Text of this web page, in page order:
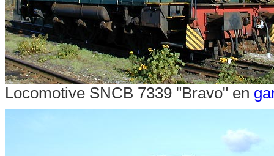
Locomotive SNCB 7339 "Bravo" en